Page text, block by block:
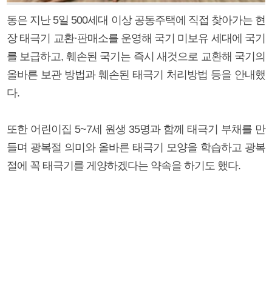
동은 지난 5일 500세대 이상 공동주택에 직접 찾아가는 현
장 태극기 교환·판매소를 운영해 국기 미보유 세대에 국기
를 보급하고, 훼손된 국기는 즉시 새것으로 교환해 국기의
올바른 보관 방법과 훼손된 태극기 처리방법 등을 안내했
다.
또한 어린이집 5~7세 원생 35명과 함께 태극기 부채를 만
들며 광복절 의미와 올바른 태극기 모양을 학습하고 광복
절에 꼭 태극기를 게양하겠다는 약속을 하기도 했다.